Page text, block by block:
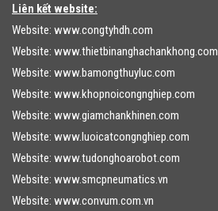
Liên kết website:
Website: www.congtyhdh.com
Website: www.thietbinanghachankhong.com
Website: www.bamongthuyluc.com
Website: www.khopnoicongnghiep.com
Website: www.giamchankhinen.com
Website: www.luoicatcongnghiep.com
Website: www.tudonghoarobot.com
Website: www.smcpneumatics.vn
Website: www.convum.com.vn